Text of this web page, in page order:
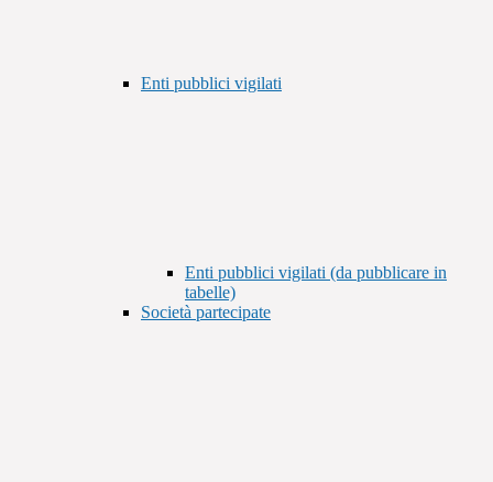
Enti pubblici vigilati
Enti pubblici vigilati (da pubblicare in
tabelle)
Società partecipate